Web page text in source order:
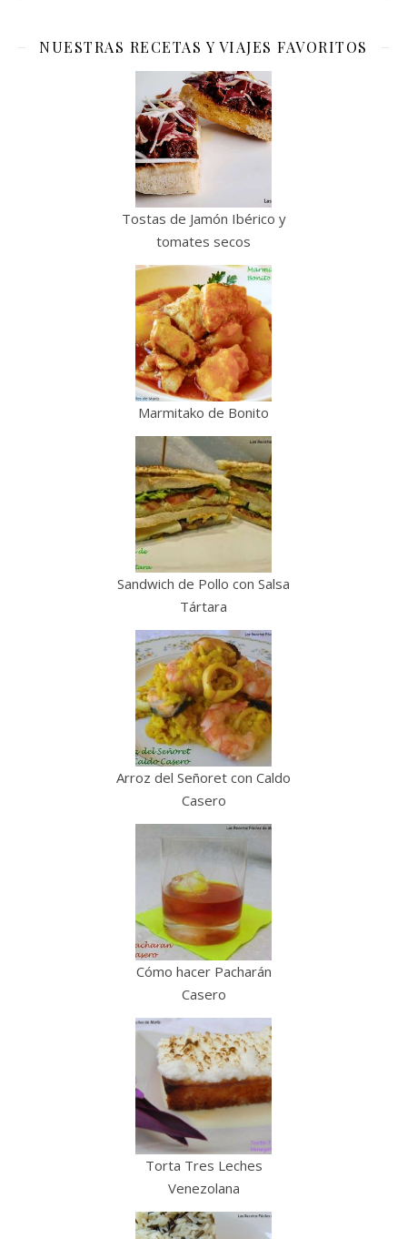
NUESTRAS RECETAS Y VIAJES FAVORITOS
Tostas de Jamón Ibérico y
tomates secos
Marmitako de Bonito
Sandwich de Pollo con Salsa
Tártara
Arroz del Señoret con Caldo
Casero
Cómo hacer Pacharán
Casero
Torta Tres Leches
Venezolana